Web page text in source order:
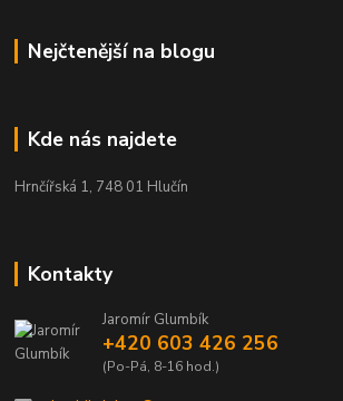
Nejčtenější na blogu
Kde nás najdete
Hrnčířská 1, 748 01 Hlučín
Kontakty
Jaromír Glumbík
+420 603 426 256
(Po-Pá, 8-16 hod.)